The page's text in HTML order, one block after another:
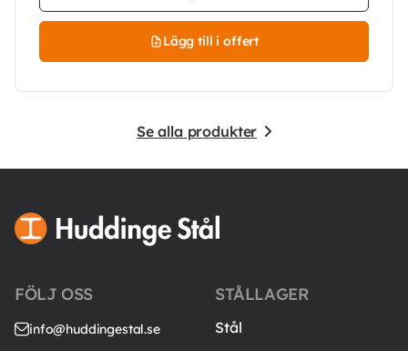
Lägg till i offert
Se alla produkter
FÖLJ OSS
info@huddingestal.se
STÅLLAGER
Stål